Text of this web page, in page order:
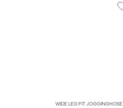
WIDE LEG FIT JOGGINGHOSE